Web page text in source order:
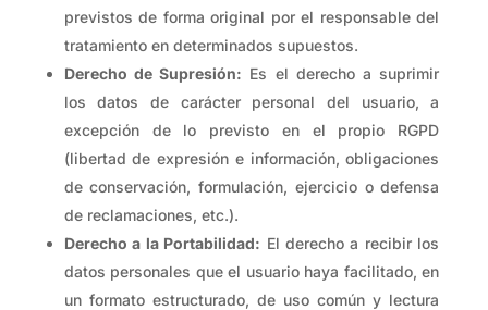
previstos de forma original por el responsable del
tratamiento en determinados supuestos.
Derecho de Supresión: Es el derecho a suprimir
los datos de carácter personal del usuario, a
excepción de lo previsto en el propio RGPD
(libertad de expresión e información, obligaciones
de conservación, formulación, ejercicio o defensa
de reclamaciones, etc.).
Derecho a la Portabilidad: El derecho a recibir los
datos personales que el usuario haya facilitado, en
un formato estructurado, de uso común y lectura